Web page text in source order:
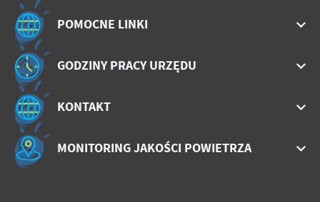
POMOCNE LINKI
GODZINY PRACY URZĘDU
KONTAKT
MONITORING JAKOŚCI POWIETRZA